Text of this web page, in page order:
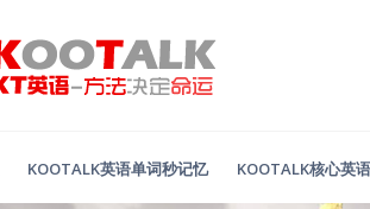
KOOTALK英语单词秒记忆 KOOTALK核心英